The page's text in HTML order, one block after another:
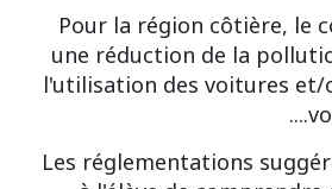
Pour la région côtière, le
une réduction de la
l'utilisation des voitures
Les réglementations